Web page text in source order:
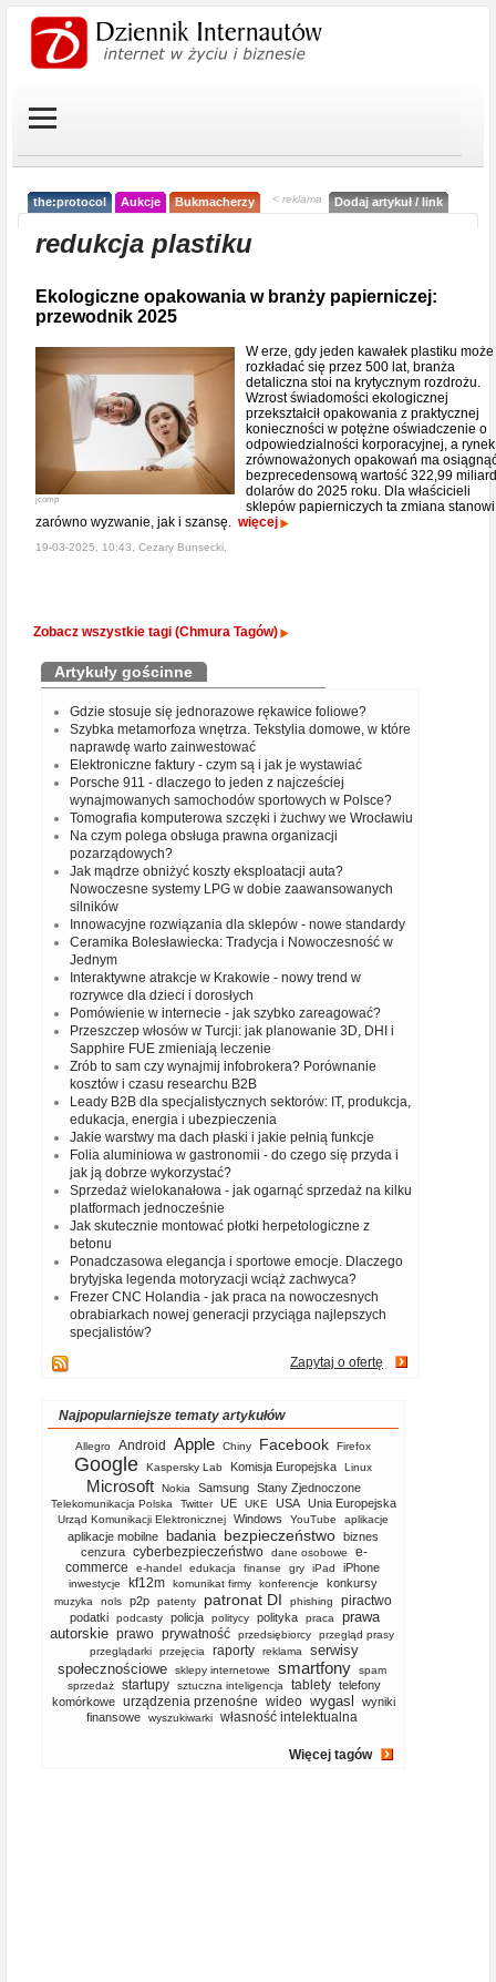
the:protocol Aukcje Bukmacherzy < reklama Dodaj artykuł / link
redukcja plastiku
Ekologiczne opakowania w branży papierniczej:
przewodnik 2025
jcomp
W erze, gdy jeden kawałek plastiku może
rozkładać się przez 500 lat, branża
detaliczna stoi na krytycznym rozdrożu.
Wzrost świadomości ekologicznej
przekształcił opakowania z praktycznej
konieczności w potężne oświadczenie o
odpowiedzialności korporacyjnej, a rynek
zrównoważonych opakowań ma
bezprecedensową wartość 322,99
dolarów do 2025 roku. Dla właścicieli
sklepów papierniczych ta zmiana stanowi
zarówno wyzwanie, jak i szansę. więcej
19-03-2025, 10:43, Cezary Bunsecki,
Zobacz wszystkie tagi (Chmura Tagów)
Artykuły gościnne
Gdzie stosuje się jednorazowe rękawice foliowe?
Szybka metamorfoza wnętrza. Tekstylia domowe, w które
naprawdę warto zainwestować
Elektroniczne faktury - czym są i jak je wystawiać
Porsche 911 - dlaczego to jeden z najcześciej
wynajmowanych samochodów sportowych w Polsce?
Tomografia komputerowa szczęki i żuchwy we Wrocławiu
Na czym polega obsługa prawna organizacji
pozarządowych?
Jak mądrze obniżyć koszty eksploatacji auta?
Nowoczesne systemy LPG w dobie zaawansowanych
silników
Innowacyjne rozwiązania dla sklepów - nowe standardy
Ceramika Bolesławiecka: Tradycja i Nowoczesność w
Jednym
Interaktywne atrakcje w Krakowie - nowy trend w
rozrywce dla dzieci i dorosłych
Pomówienie w internecie - jak szybko zareagować?
Przeszczep włosów w Turcji: jak planowanie 3D, DHI i
Sapphire FUE zmieniają leczenie
Zrób to sam czy wynajmij infobrokera? Porównanie
kosztów i czasu researchu B2B
Leady B2B dla specjalistycznych sektorów: IT, produkcja,
edukacja, energia i ubezpieczenia
Jakie warstwy ma dach płaski i jakie pełnią funkcje
Folia aluminiowa w gastronomii - do czego się przyda i
jak ją dobrze wykorzystać?
Sprzedaż wielokanałowa - jak ogarnąć sprzedaż na kilku
platformach jednocześnie
Jak skutecznie montować płotki herpetologiczne z
betonu
Ponadczasowa elegancja i sportowe emocje. Dlaczego
brytyjska legenda motoryzacji wciąż zachwyca?
Frezer CNC Holandia - jak praca na nowoczesnych
obrabiarkach nowej generacji przyciąga najlepszych
specjalistów?
Zapytaj o ofertę
Najpopularniejsze tematy artykułów
Allegro Android Apple Chiny Facebook Firefox
Google Kaspersky Lab Komisja Europejska Linux
Microsoft Nokia Samsung Stany Zjednoczone
Telekomunikacja Polska Twitter UE UKE USA Unia Europejska
Urząd Komunikacji Elektronicznej Windows YouTube aplikacje
aplikacje mobilne badania bezpieczeństwo biznes
cenzura cyberbezpieczeństwo dane osobowe
e-
commerce
e-handel edukacja finanse gry iPad iPhone
inwestycje kf12m komunikat firmy konferencje konkursy
muzyka nols p2p patenty patronat DI phishing piractwo
podatki podcasty policja politycy polityka praca
prawa
autorskie prawo prywatność przedsiębiorcy
przegląd prasy
przeglądarki
przejęcia raporty reklama
serwisy
społecznościowe
sklepy internetowe smartfony
spam
sprzedaż
startupy sztuczna inteligencja tablety telefony
komórkowe
urządzenia przenośne wideo wygasl
wyniki
finansowe
wyszukiwarki własność intelektualna
Więcej tagów